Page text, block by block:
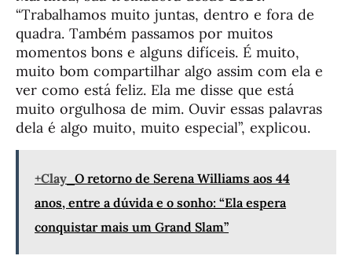
“Trabalhamos muito juntas, dentro e fora de
quadra. Também passamos por muitos
momentos bons e alguns difíceis. É muito,
muito bom compartilhar algo assim com ela e
ver como está feliz. Ela me disse que está
muito orgulhosa de mim. Ouvir essas palavras
dela é algo muito, muito especial”, explicou.
+Clay O retorno de Serena Williams aos 44
anos, entre a dúvida e o sonho: “Ela espera
conquistar mais um Grand Slam”